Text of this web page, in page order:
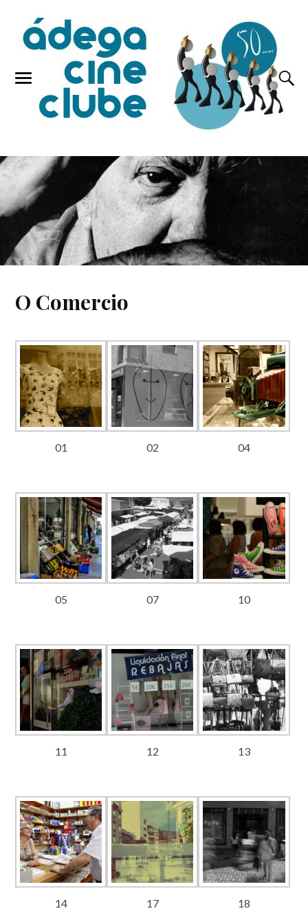
O Comercio
01 02 04
05 07 10
11 12 13
14 17 18